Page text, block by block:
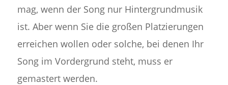
mag, wenn der Song nur Hintergrundmusik
ist. Aber wenn Sie die großen Platzierungen
erreichen wollen oder solche, bei denen Ihr
Song im Vordergrund steht, muss er
gemastert werden.